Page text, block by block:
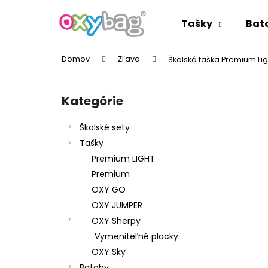
Tašky
Domov Zľava Školská taška Premium
Preskočiť
kategórie
Kategórie
Školské sety
Tašky
Premium LIGHT
Premium
OXY GO
OXY JUMPER
OXY Sherpy
Vymeniteľné placky
OXY Sky
Späť
obchodu
Späť
obchodu